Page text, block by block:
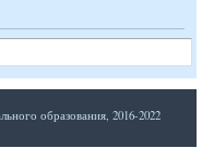
образования, 2016-2022